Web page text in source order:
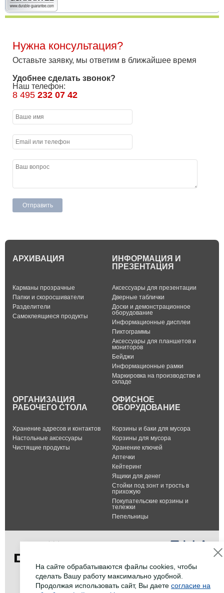
Нужна консультация?
Оставьте заявку, мы ответим в ближайшее время
Удобнее сделать звонок?
Наш телефон:
8 495 232 07 42
АРХИВАЦИЯ
Карманы прозрачные
Папки и скоросшиватели
Разделители
Самоклеящиеся продукты
ИНФОРМАЦИЯ И
ПРЕЗЕНТАЦИЯ
Аксессуары для презентации
Дверные таблички
Доски и демонстрационное
оборудование
Информационные дисплеи
Пиктограммы
Аксессуары для планшетов и
мониторов
Бейджи
Информационные рамки
Маркировка на производстве и
складе
ОРГАНИЗАЦИЯ
РАБОЧЕГО СТОЛА
Хранение адресов и контактов
Настольные аксессуары
Чистящие продукты
ОФИСНОЕ
ОБОРУДОВАНИЕ
Корзины и баки для мусора
Корзины для мусора
Хранение ключей
Аптечки
Кейтеринг
Ящики для денег
Стойки под зонт и трость в
прихожую
Покупательские корзины и
тележки
Пепельницы
Тел.: +7 (495) 232-07-42
Факс: +7 (495) 232-07-42
На сайте обрабатываются файлы cookies, чтобы
сделать Вашу работу максимально удобной.
Продолжая использовать сайт, Вы даете согласие на